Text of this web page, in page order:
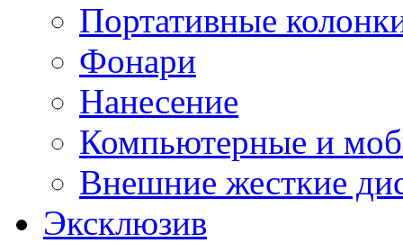
Портативные
Фонари
Нанесение
Компьютерные и
Внешние жесткие
Эксклюзив